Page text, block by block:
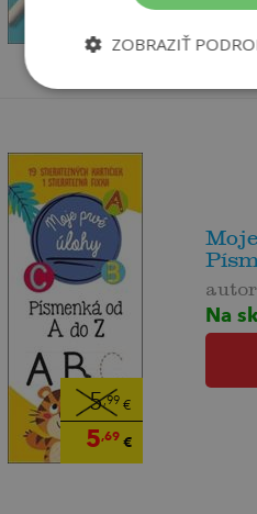
5,99 €
5,69€
autor
Na
ZOBRAZIŤ